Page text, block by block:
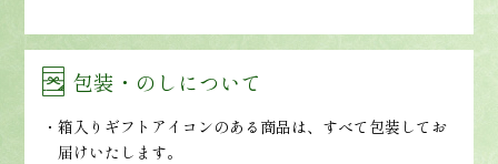
包装・のしについて
箱入りギフトアイコンのある商品は、すべて包装してお
届けいたします。